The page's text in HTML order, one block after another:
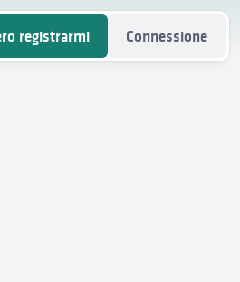
registrarmi Connessione